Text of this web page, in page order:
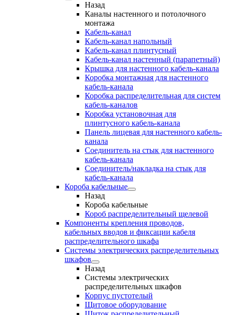
Назад
Каналы настенного и потолочного
монтажа
Кабель-канал
Кабель-канал напольный
Кабель-канал плинтусный
Кабель-канал настенный (парапетный)
Крышка для настенного кабель-канала
Коробка монтажная для настенного
кабель-канала
Коробка распределительная для систем
кабель-каналов
Коробка установочная для
плинтусного кабель-канала
Панель лицевая для настенного кабель-
канала
Соединитель на стык для настенного
кабель-канала
Соединитель/накладка на стык для
кабель-канала
Короба кабельные
Назад
Короба кабельные
Короб распределительный щелевой
Компоненты крепления проводов,
кабельных вводов и фиксации кабеля
распределительного шкафа
Системы электрических распределительных
шкафов
Назад
Системы электрических
распределительных шкафов
Корпус пустотелый
Щитовое оборудование